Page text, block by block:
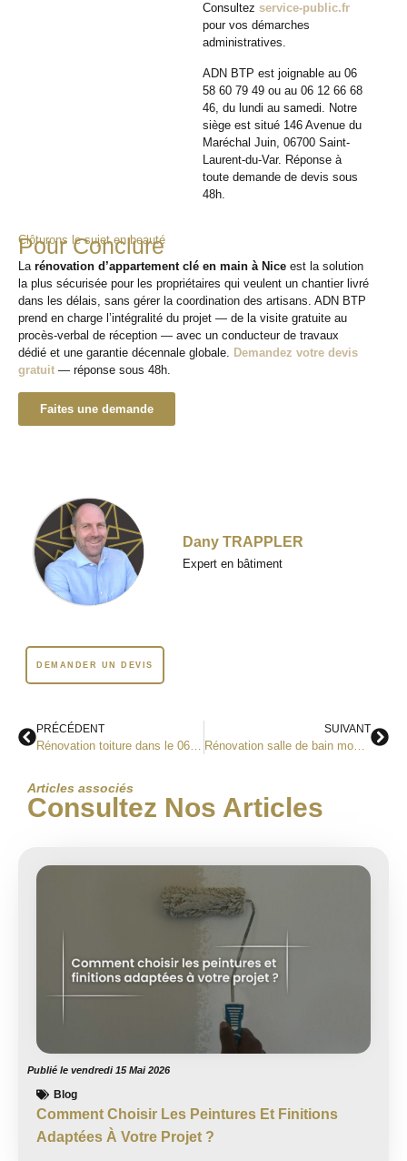
Consultezservice-public.fr
pour vos démarches
administratives.
ADN BTP est joignable au 06
58 60 79 49 ou au 06 12 66 68
46, du lundi au samedi. Notre
siège est situé 146 Avenue du
Maréchal Juin, 06700 Saint-
Laurent-du-Var. Réponse à
toute demande de devis sous
48h.
Clôturons le sujet en beauté
Pour Conclure
La rénovation d’appartement clé en main à Nice est la solution
la plus sécurisée pour les propriétaires qui veulent un chantier livré
dans les délais, sans gérer la coordination des artisans. ADN BTP
prend en charge l’intégralité du projet — de la visite gratuite au
procès-verbal de réception — avec un conducteur de travaux
dédié et une garantie décennale globale. Demandez votre devis
gratuit — réponse sous 48h.
Faites une demande
Dany TRAPPLER
Expert en bâtiment
DEMANDER UN DEVIS
PRÉCÉDENT SUIVANT
Rénovation salle de bain moderne dans le 06 : tendances et budget 2026
Articles associés
Consultez Nos Articles
Publié le vendredi 15 Mai 2026
Blog
Comment Choisir Les Peintures Et Finitions
Adaptées À Votre Projet ?